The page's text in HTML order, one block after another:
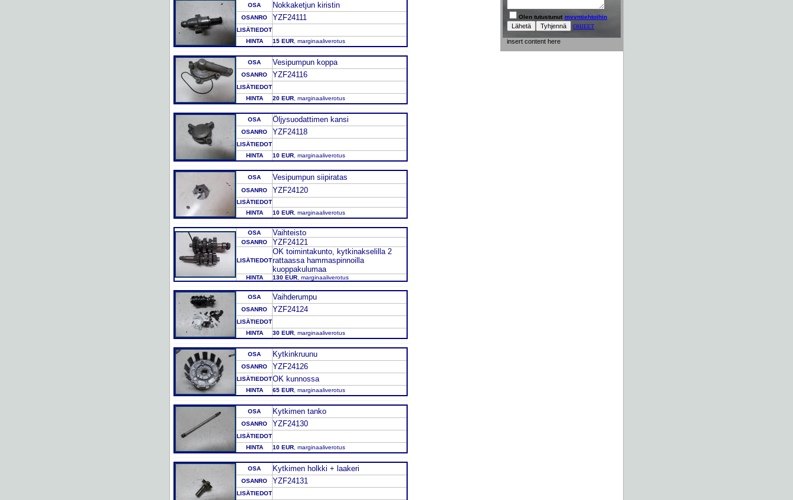
OSA Nokkaketjun kiristin
OSANRO YZF24111
LISÄTIEDOT
HINTA
15 EUR , marginaaliverotus
OSA Vesipumpun koppa
OSANRO YZF24116
LISÄTIEDOT
HINTA
20 EUR , marginaaliverotus
OSA Öljysuodattimen kansi
OSANRO YZF24118
LISÄTIEDOT
HINTA
10 EUR , marginaaliverotus
OSA Vesipumpun siipiratas
OSANRO YZF24120
LISÄTIEDOT
HINTA
10 EUR , marginaaliverotus
OSA Vaihteisto
OSANRO YZF24121
LISÄTIEDOT
OK toimintakunto, kytkinakselilla 2
rattaassa hammaspinnoilla
kuoppakulumaa
HINTA 130 EUR , marginaaliverotus
OSA Vaihderumpu
OSANRO YZF24124
LISÄTIEDOT
HINTA
30 EUR , marginaaliverotus
OSA Kytkinkruunu
OSANRO YZF24126
LISÄTIEDOTOK kunnossa
HINTA 65 EUR , marginaaliverotus
OSA Kytkimen tanko
OSANRO YZF24130
LISÄTIEDOT
HINTA
10 EUR , marginaaliverotus
OSA Kytkimen holkki + laakeri
OSANRO YZF24131
LISÄTIEDOT
Olen tutustunut myyntiehtoihin
OHJEET
insert content here